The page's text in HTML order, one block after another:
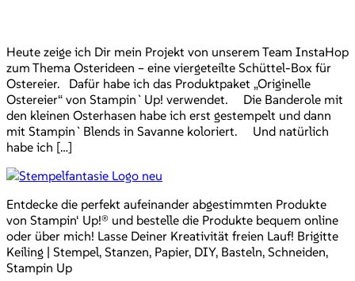
Heute zeige ich Dir mein Projekt von unserem Team InstaHop
zum Thema Osterideen – eine viergeteilte Schüttel-Box für
Ostereier. Dafür habe ich das Produktpaket „Originelle
Ostereier“ von Stampin`Up! verwendet. Die Banderole mit
den kleinen Osterhasen habe ich erst gestempelt und dann
mit Stampin`Blends in Savanne koloriert. Und natürlich
habe ich […]
Entdecke die perfekt aufeinander abgestimmten Produkte
von Stampin‘ Up!® und bestelle die Produkte bequem online
oder über mich! Lasse Deiner Kreativität freien Lauf! Brigitte
Keiling | Stempel, Stanzen, Papier, DIY, Basteln, Schneiden,
Stampin Up